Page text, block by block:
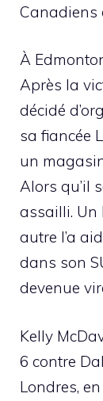
Canadiens
À
Après la
décidé
sa fiancée
un
Alors qu’il
assailli. Un
autre l’a
dans son
devenue
Kelly
6 contre
Londres,